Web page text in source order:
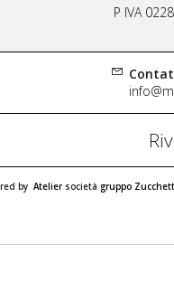
P IVA
by Atelier società gruppo